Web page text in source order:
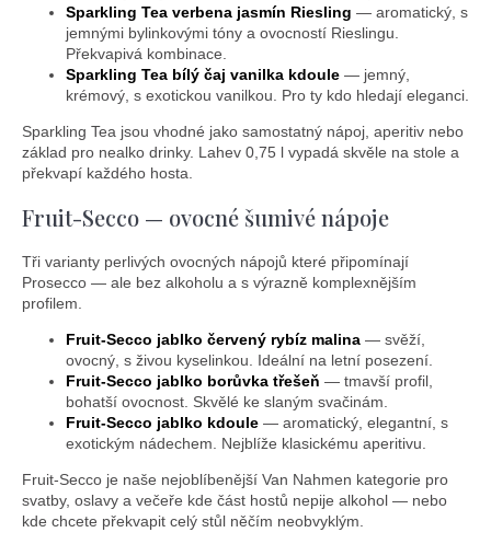
Sparkling Tea verbena jasmín Riesling — aromatický, s
jemnými bylinkovými tóny a ovocností Rieslingu.
Překvapivá kombinace.
Sparkling Tea bílý čaj vanilka kdoule — jemný,
krémový, s exotickou vanilkou. Pro ty kdo hledají eleganci.
Sparkling Tea jsou vhodné jako samostatný nápoj, aperitiv nebo
základ pro nealko drinky. Lahev 0,75 l vypadá skvěle na stole a
překvapí každého hosta.
Fruit-Secco — ovocné šumivé nápoje
Tři varianty perlivých ovocných nápojů které připomínají
Prosecco — ale bez alkoholu a s výrazně komplexnějším
profilem.
Fruit-Secco jablko červený rybíz malina — svěží,
ovocný, s živou kyselinkou. Ideální na letní posezení.
Fruit-Secco jablko borůvka třešeň — tmavší profil,
bohatší ovocnost. Skvělé ke slaným svačinám.
Fruit-Secco jablko kdoule — aromatický, elegantní, s
exotickým nádechem. Nejblíže klasickému aperitivu.
Fruit-Secco je naše nejoblíbenější Van Nahmen kategorie pro
svatby, oslavy a večeře kde část hostů nepije alkohol — nebo
kde chcete překvapit celý stůl něčím neobvyklým.